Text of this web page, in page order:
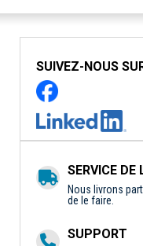
SUIVEZ-NOUS
SERVICE DE
Nous livrons
de le faire.
SUPPORT